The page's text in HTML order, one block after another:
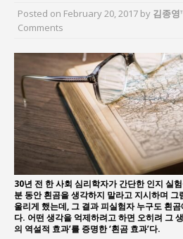
“7월 1일 의장 선출
현”
김종대, “현대전,
이홍원 작가, 생활
Posted on February 20, 2017 by 김종
Comments
30년 전 한 사회 심리학자가 간단한 인지 실
분 동안 흰곰을 생각하지 말라고 지시하며
울리게 했는데, 그 결과 피실험자 누구도 흰
다. 어떤 생각을 억제하려고 하면 오히려 그
의 역설적 효과’를 증명한 ‘흰곰 효과’다.